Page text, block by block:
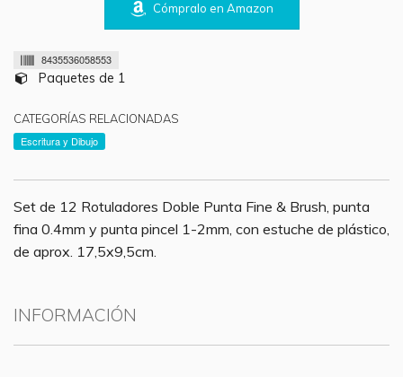
Cómpralo en Amazon
8435536058553
Paquetes de 1
CATEGORÍAS RELACIONADAS
Escritura y Dibujo
Set de 12 Rotuladores Doble Punta Fine & Brush, punta
fina 0.4mm y punta pincel 1-2mm, con estuche de plástico,
de aprox. 17,5x9,5cm.
INFORMACIÓN